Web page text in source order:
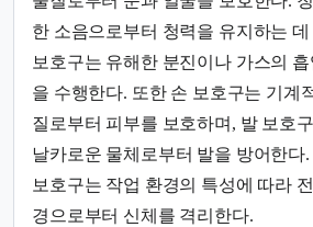
한 소음으로부터 청력을 유지하는 데
보호구는 유해한 분진이나 가스의
을 수행한다. 또한 손 보호구는 기계
질로부터 피부를 보호하며, 발 보호
날카로운 물체로부터 발을 방어한다.
보호구는 작업 환경의 특성에 따라
경으로부터 신체를 격리한다.